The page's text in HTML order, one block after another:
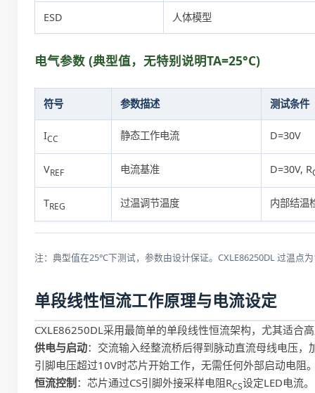
ESD 人体模型
电气参数 (典型值，无特别说明TA=25°C)
符号 参数描述 测试条件
ICC 静态工作电流 D=30V
VREF 电流基准 D=30V, R
TREG 过温调节温度 内部结温
注：典型值在25°C下测试，参数由设计保证。CXLE86250DL 过温点
单段线性恒流工作原理与电流设定
CXLE86250DL采用最简单的单段线性恒流架构，尤其适合
供电与启动：交流输入经整流桥后得到脉动直流母线电压，
引脚电压超过10V时芯片开始工作，无需任何外部启动电阻
恒流控制：芯片通过CS引脚外接采样电阻RCS设定LED电流